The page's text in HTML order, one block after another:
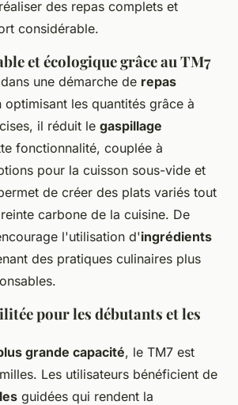
des repas complets et
considérable.
et écologique grâce au TM7
une démarche de repas
optimisant les quantités grâce à
il réduit le gaspillage
fonctionnalité, couplée à
pour la cuisson sous-vide et
de créer des plats variés tout
carbone de la cuisine. De
l'utilisation d'ingrédients
des pratiques culinaires plus
pour les débutants et les
grande capacité, le TM7 est
Les utilisateurs bénéficient de
guidées qui rendent la